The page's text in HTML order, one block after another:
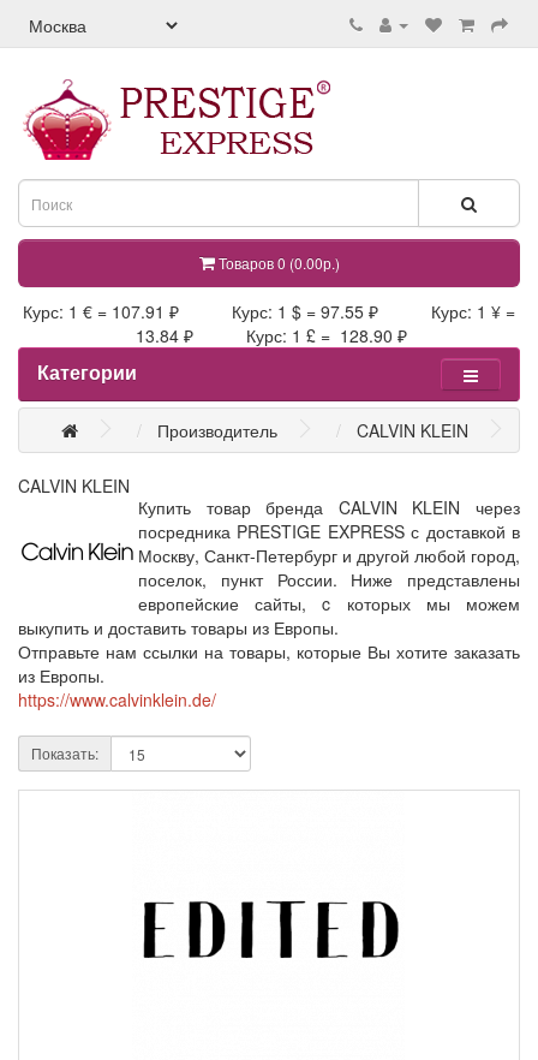
Товаров 0 (0.00р.)
Курс: 1 € = 107.91 ₽ Курс: 1 $ = 97.55 ₽ Курс: 1 ¥ =
13.84 ₽ Курс: 1 £ = 128.90 ₽
Категории
Производитель CALVIN KLEIN
CALVIN KLEIN
Купить товар бренда CALVIN KLEIN через
посредника PRESTIGE EXPRESS с доставкой в
Москву, Санкт-Петербург и другой любой город,
поселок, пункт России. Ниже представлены
европейские сайты, c которых мы можем
выкупить и доставить товары из Европы.
Отправьте нам ссылки на товары, которые Вы хотите заказать
из Европы.
https://www.calvinklein.de/
Показать: